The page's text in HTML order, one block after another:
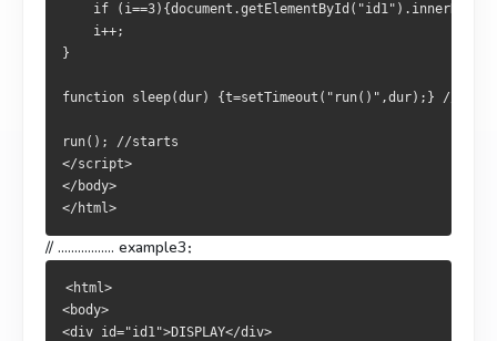
if
    i++;
}
function sleep(dur) {t=setTimeout("run()",dur);} //
run(); //starts
</script>
</body>
</html>
// ................. example3：
<html>
<body>
<div id="id1">DISPLAY</div>